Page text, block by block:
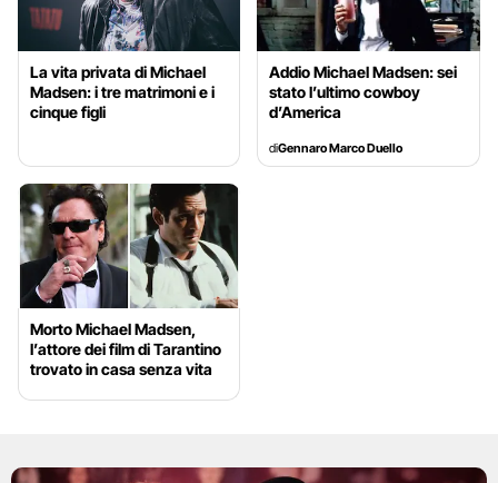
La vita privata di Michael
Madsen: i tre matrimoni e i
cinque figli
Addio Michael Madsen: sei
stato l’ultimo cowboy
d’America
diGennaro Marco Duello
Morto Michael Madsen,
l’attore dei film di Tarantino
trovato in casa senza vita